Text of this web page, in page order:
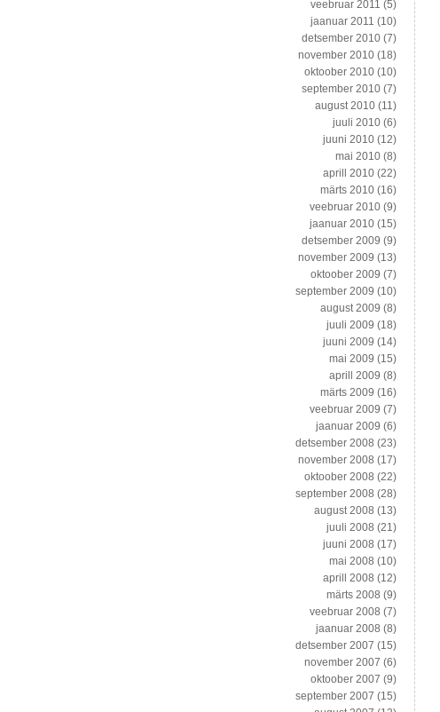
veebruar 2011 (5)
jaanuar 2011 (10)
detsember 2010 (7)
november 2010 (18)
oktoober 2010 (10)
september 2010 (7)
august 2010 (11)
juuli 2010 (6)
juuni 2010 (12)
mai 2010 (8)
aprill 2010 (22)
märts 2010 (16)
veebruar 2010 (9)
jaanuar 2010 (15)
detsember 2009 (9)
november 2009 (13)
oktoober 2009 (7)
september 2009 (10)
august 2009 (8)
juuli 2009 (18)
juuni 2009 (14)
mai 2009 (15)
aprill 2009 (8)
märts 2009 (16)
veebruar 2009 (7)
jaanuar 2009 (6)
detsember 2008 (23)
november 2008 (17)
oktoober 2008 (22)
september 2008 (28)
august 2008 (13)
juuli 2008 (21)
juuni 2008 (17)
mai 2008 (10)
aprill 2008 (12)
märts 2008 (9)
veebruar 2008 (7)
jaanuar 2008 (8)
detsember 2007 (15)
november 2007 (6)
oktoober 2007 (9)
september 2007 (15)